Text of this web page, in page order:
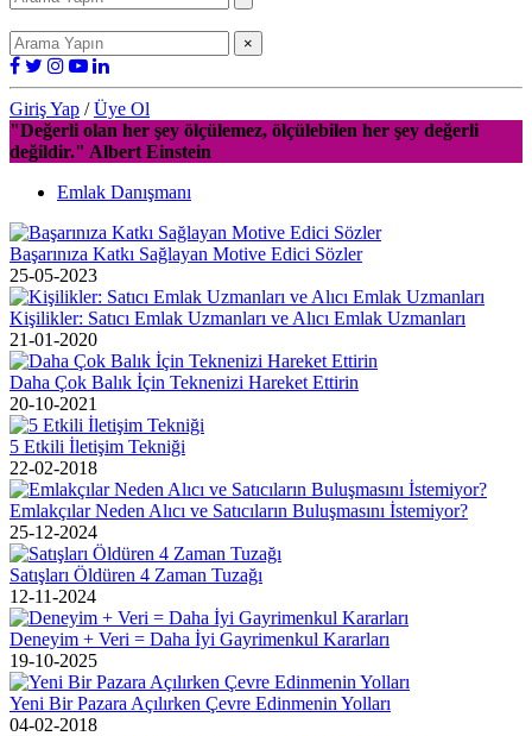
×
Giriş Yap /Üye Ol
"Değerli olan her şey ölçülemez, ölçülebilen her şey değerli
değildir." Albert Einstein
Emlak Danışmanı
Başarınıza Katkı Sağlayan Motive Edici Sözler
25-05-2023
Kişilikler: Satıcı Emlak Uzmanları ve Alıcı Emlak Uzmanları
21-01-2020
Daha Çok Balık İçin Teknenizi Hareket Ettirin
20-10-2021
5 Etkili İletişim Tekniği
22-02-2018
Emlakçılar Neden Alıcı ve Satıcıların Buluşmasını İstemiyor?
25-12-2024
Satışları Öldüren 4 Zaman Tuzağı
12-11-2024
Deneyim + Veri = Daha İyi Gayrimenkul Kararları
19-10-2025
Yeni Bir Pazara Açılırken Çevre Edinmenin Yolları
04-02-2018